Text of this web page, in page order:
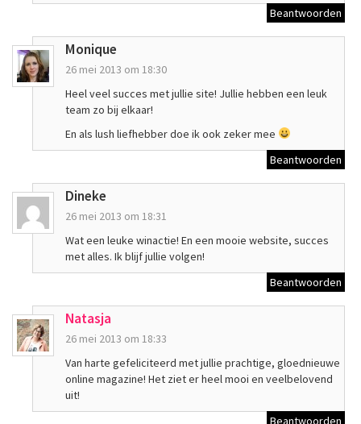
Beantwoorden
Monique
26 mei 2013 om 18:30
Heel veel succes met jullie site! Jullie hebben een leuk
team zo bij elkaar!
En als lush liefhebber doe ik ook zeker mee
Beantwoorden
Dineke
26 mei 2013 om 18:31
Wat een leuke winactie! En een mooie website, succes
met alles. Ik blijf jullie volgen!
Beantwoorden
Natasja
26 mei 2013 om 18:33
Van harte gefeliciteerd met jullie prachtige, gloednieuwe
online magazine! Het ziet er heel mooi en veelbelovend
uit!
Beantwoorden